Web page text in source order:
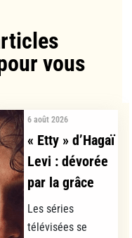
vous​
6 août 2026
« Etty » d’Hagaï
Levi : dévorée
par la grâce
Les séries
télévisées se